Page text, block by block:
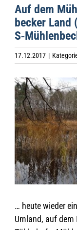
Auf dem
be­cker Land
17.12.2017 |
Zeige
grösseres
Bild
… heute wie­der
Umland, auf dem